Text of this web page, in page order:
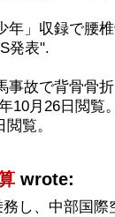
年」収録で腰
発表".
事故で背骨骨
10月26日閲覧
覧。
wrote:
し、中部国